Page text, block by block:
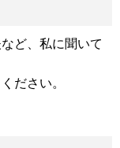
ど、私に聞いて
ださい。